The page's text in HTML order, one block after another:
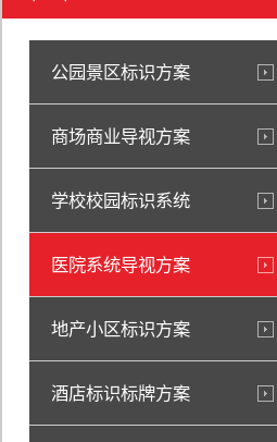
公园景区标识方案
商场商业导视方案
学校校园标识系统
医院系统导视方案
地产小区标识方案
酒店标识标牌方案